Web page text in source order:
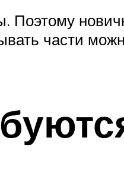
Поэтому
части